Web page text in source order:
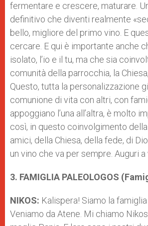
fermentare e crescere, maturare.
definitivo che diventi realmente
bello, migliore del primo vino. E
cercare. E qui è importante anche
isolato, l’io e il tu, ma che sia
comunità della parrocchia, la
Questo, tutta la personalizzazione
comunione di vita con altri, con
appoggiano l’una all’altra, è molto
così, in questo coinvolgimento
amici, della Chiesa, della fede, di
un vino che va per sempre. Auguri a
3. FAMIGLIA PALEOLOGOS
NIKOS: Kalispera! Siamo la
Veniamo da Atene. Mi chiamo